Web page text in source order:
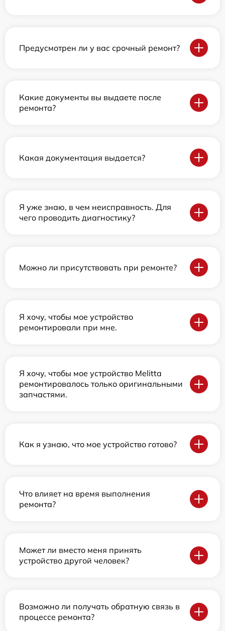
Предусмотрен ли у вас срочный ремонт?
Какие документы вы выдаете после
ремонта?
Какая документация выдается?
Я уже знаю, в чем неисправность. Для
чего проводить диагностику?
Можно ли присутствовать при ремонте?
Я хочу, чтобы мое устройство
ремонтировали при мне.
Я хочу, чтобы мое устройство Melitta
ремонтировалось только оригинальными
запчастями.
Как я узнаю, что мое устройство готово?
Что влияет на время выполнения
ремонта?
Может ли вместо меня принять
устройство другой человек?
Возможно ли получать обратную связь в
процессе ремонта?